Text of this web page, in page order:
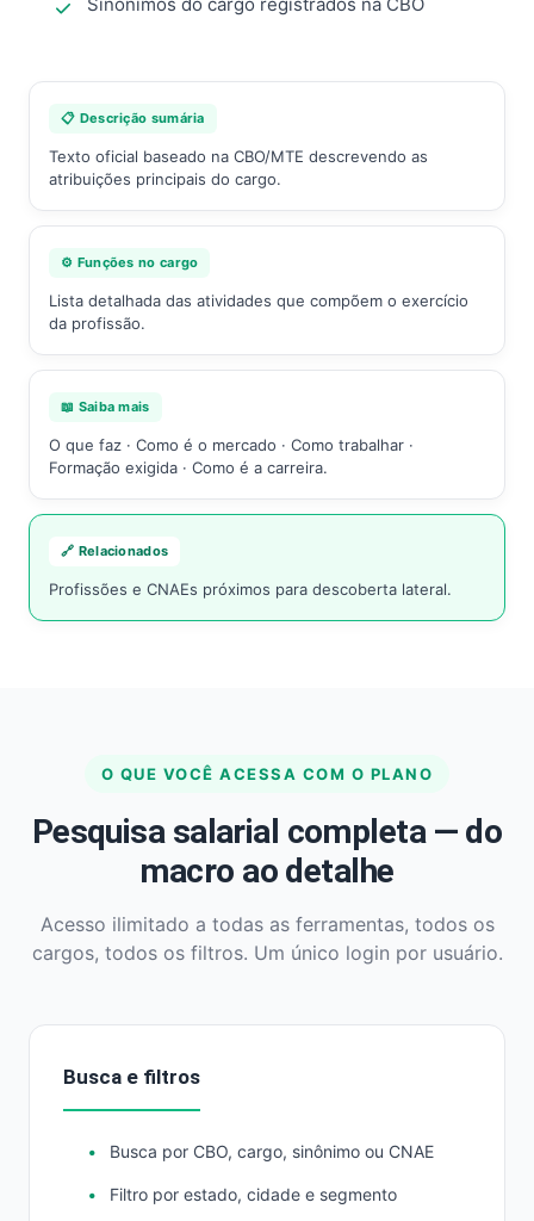
📋 Descrição sumária
Texto oficial baseado na CBO/MTE descrevendo as
atribuições principais do cargo.
⚙️ Funções no cargo
Lista detalhada das atividades que compõem o exercício
da profissão.
📖 Saiba mais
O que faz · Como é o mercado · Como trabalhar ·
Formação exigida · Como é a carreira.
🔗 Relacionados
Profissões e CNAEs próximos para descoberta lateral.
O QUE VOCÊ ACESSA COM O PLANO
Pesquisa salarial completa — do
macro ao detalhe
Acesso ilimitado a todas as ferramentas, todos os
cargos, todos os filtros. Um único login por usuário.
Busca e filtros
Busca por CBO, cargo, sinônimo ou CNAE
Filtro por estado, cidade e segmento